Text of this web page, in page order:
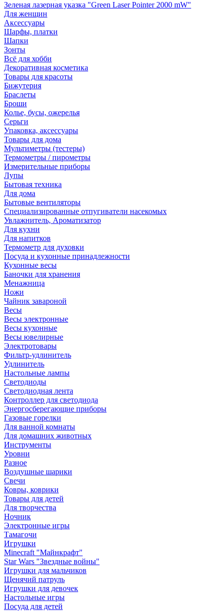
Зеленая лазерная указка "Green Laser Pointer 2000 mW"
Для женщин
Аксессуары
Шарфы, платки
Шапки
Зонты
Всё для хобби
Декоративная косметика
Товары для красоты
Бижутерия
Браслеты
Броши
Колье, бусы, ожерелья
Серьги
Упаковка, аксессуары
Товары для дома
Мультиметры (тестеры)
Термометры / пирометры
Измерительные приборы
Лупы
Бытовая техника
Для дома
Бытовые вентиляторы
Специализированные отпугиватели насекомых
Увлажнитель, Ароматизатор
Для кухни
Для напитков
Термометр для духовки
Посуда и кухонные принадлежности
Кухонные весы
Баночки для хранения
Менажница
Ножи
Чайник завароной
Весы
Весы электронные
Весы кухонные
Весы ювелирные
Электротовары
Фильтр-удлинитель
Удлинитель
Настольные лампы
Светодиоды
Светодиодная лента
Контроллер для светодиода
Энергосберегающие приборы
Газовые горелки
Для ванной комнаты
Для домашних животных
Инструменты
Уровни
Разное
Воздушные шарики
Свечи
Ковры, коврики
Товары для детей
Для творчества
Ночник
Электронные игры
Тамагочи
Игрушки
Minecraft "Майнкрафт"
Star Wars "Звездные войны"
Игрушки для мальчиков
Щенячий патруль
Игрушки для девочек
Настольные игры
Посуда для детей